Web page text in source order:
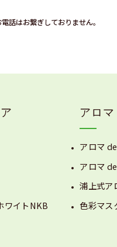
話はお繋ぎしておりません。
ワイトNKB
アロマ
アロマ
アロマ
浦上式ア
色彩マス